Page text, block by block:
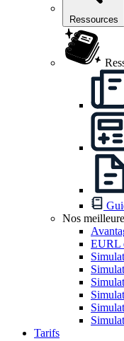
Ressources
Nos
EURL
Tarifs